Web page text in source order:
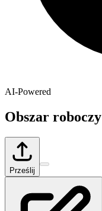
AI-Powered
Obszar roboczy
Prześlij